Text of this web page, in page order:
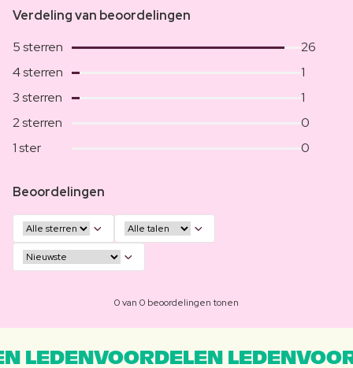
Verdeling van beoordelingen
5 sterren
26
4 sterren
1
3 sterren
1
2 sterren
0
1 ster
0
Beoordelingen
0 van 0 beoordelingen tonen
LEDENVOORDELEN